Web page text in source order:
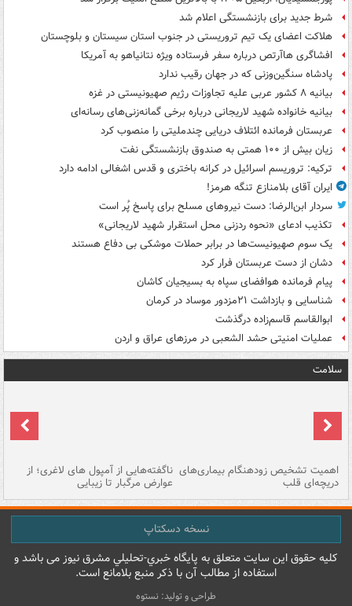
شرط جدید برای بازنشستگی اعلام شد
هلاکت اعضای یک تیم تروریستی در جنوب استان سیستان و بلوچستان
افشاگری هاآرتص درباره سفر فرستاده ویژه نتانیاهو به آمریکا
پادشاه سنگین‌وزنی که در جهان رقیب ندارد
بیانیه ۸ کشور عربی علیه تجاوزات رژیم صهیونیستی در غزه
بیانیه خانواده شهید لاریجانی درباره برخی گمانه‌زنی‌های رسانه‌ای
عربستان فرمانده ائتلاف دریایی چندملیتی را منصوب کرد
زیان بیش از ۱۰۰ همتی به صندوق‌ بازنشستگی نفت
ترکیه: تروریسم اسرائیل در کرانه باختری و قدس اشغالی ادامه دارد
ایران آقای بلامنازع تنگه هرمز!
سردار ابن‌الرضا: دست نیروهای مسلح برای پاسخ پُر است
تکذیب ادعای «نحوه ردزنی محل استقرار شهید لاریجانی»
یک‌ سوم صهیونیست‌ها در برابر حملات موشکی بی دفاع هستند
دشان از دست عربستان فرار کرد
پیام فرمانده هوافضای سپاه به بسیجیان کاشان
شناسایی و بازداشت ۲۱مزدور موساد در کرمان
ابوالقاسم قاسم‌زاده درگذشت
عملیات امنیتی حشد الشعبی در مرزهای عراق و اردن
سلامت
اهمیت تشخیص زودهنگام بیماری‌های
دریچه‌ای قلب
ناگفته‌هایی از آمپول های لاغری؛ از
عوارض مرگبار تا زیبایی
نسخه دسکتاپ
کليه حقوق اين سايت متعلق به پایگاه خبري-تحليلي مشرق نيوز می باشد و
استفاده از مطالب آن با ذکر منبع بلامانع است.
طراحی و تولید: نستوه